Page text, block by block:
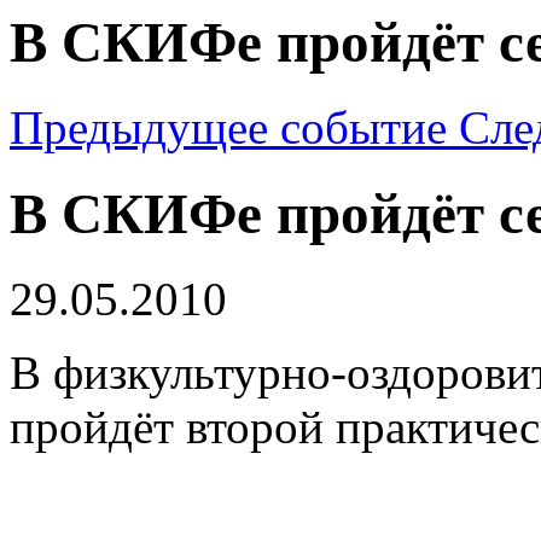
В СКИФе пройдёт
Предыдущее событие
В СКИФе пройдёт
29.05.2010
В физкультурно-
пройдёт второй